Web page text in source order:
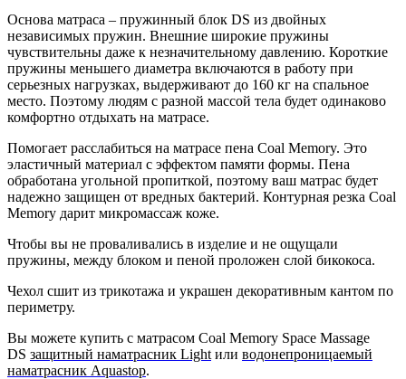
Основа матраса – пружинный блок DS из двойных
независимых пружин. Внешние широкие пружины
чувствительны даже к незначительному давлению. Короткие
пружины меньшего диаметра включаются в работу при
серьезных нагрузках, выдерживают до 160 кг на спальное
место. Поэтому людям с разной массой тела будет одинаково
комфортно отдыхать на матрасе.
Помогает расслабиться на матрасе пена Coal Memory. Это
эластичный материал с эффектом памяти формы. Пена
обработана угольной пропиткой, поэтому ваш матрас будет
надежно защищен от вредных бактерий. Контурная резка Coal
Memory дарит микромассаж коже.
Чтобы вы не проваливались в изделие и не ощущали
пружины, между блоком и пеной проложен слой бикокоса.
Чехол сшит из трикотажа и украшен декоративным кантом по
периметру.
Вы можете купить с матрасом Coal Memory Space Massage
DS защитный наматрасник Light или водонепроницаемый
наматрасник Aquastop.